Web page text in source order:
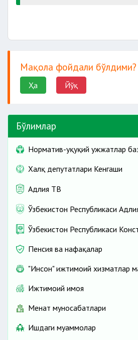
Мақола фойдали бўлдими?
Ҳа Йўқ
Бўлимлар
Норматив-ҳуқуқий ҳужжатлар
Халқ депутатлари Кенгаши
Адлия ТВ
Ўзбекистон Республикаси
Ўзбекистон Республикаси
Пенсия ва нафақалар
"Инсон" ижтимоий хизматлар
Ижтимоий ҳимоя
Меҳнат муносабатлари
Ишдаги муаммолар